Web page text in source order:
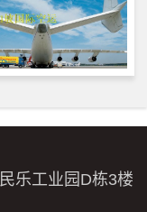
乐工业园D栋3楼